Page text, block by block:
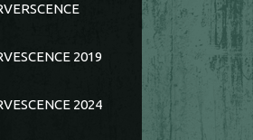
2019
2024